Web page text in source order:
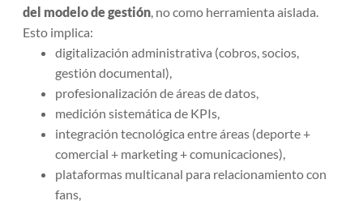
del modelo de gestión, no como herramienta aislada.
Esto implica:
digitalización administrativa (cobros, socios,
gestión documental),
profesionalización de áreas de datos,
medición sistemática de KPIs,
integración tecnológica entre áreas (deporte +
comercial + marketing + comunicaciones),
plataformas multicanal para relacionamiento con
fans,